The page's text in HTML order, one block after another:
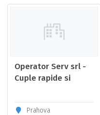
Operator Serv srl -
Cuple rapide si
penumatice
Prahova